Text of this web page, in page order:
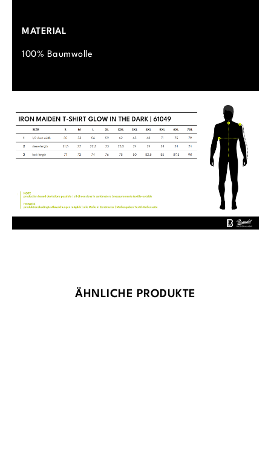
MATERIAL
100% Baumwolle
Produktgalerie überspringen
ÄHNLICHE PRODUKTE